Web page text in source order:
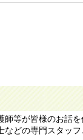
等が皆様のお話
どの専門スタッ